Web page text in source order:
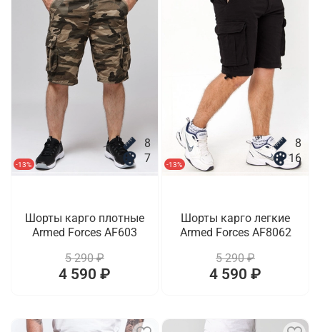
-13%
8
7
Шорты карго плотные
Armed Forces AF603
5 290 ₽
4 590 ₽
-13%
8
16
Шорты карго легкие
Armed Forces AF8062
5 290 ₽
4 590 ₽